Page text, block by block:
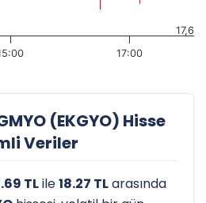
17:00
17,6
(EKGYO) Hisse
Veriler
TLile18.27 TLarasında